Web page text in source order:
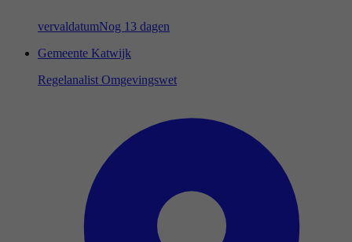
vervaldatumNog 13 dagen
Gemeente Katwijk
Regelanalist Omgevingswet